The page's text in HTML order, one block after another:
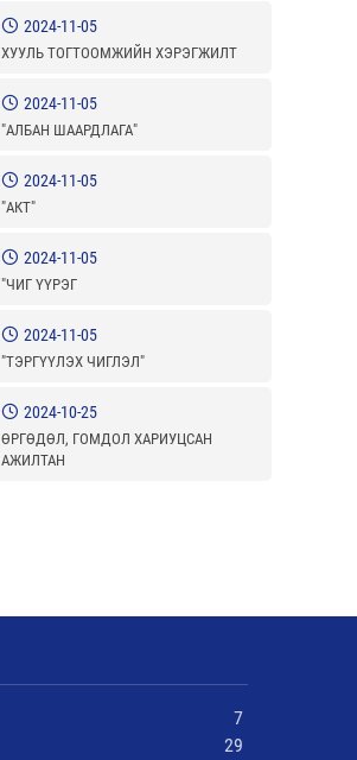
2024-11-05
ХУУЛЬ ТОГТООМЖИЙН ХЭРЭГЖИЛТ
2024-11-05
"АЛБАН ШААРДЛАГА"
2024-11-05
"АКТ"
2024-11-05
"ЧИГ ҮҮРЭГ
2024-11-05
"ТЭРГҮҮЛЭХ ЧИГЛЭЛ"
2024-10-25
ӨРГӨДӨЛ, ГОМДОЛ ХАРИУЦСАН
АЖИЛТАН
7
29